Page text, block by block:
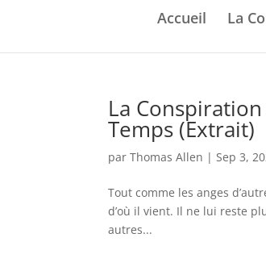
Accueil La
La
Temps (Extrait)
parThomas Allen |Sep 3,
Tout comme les anges
d’où il vient. Il ne lui reste
autres...